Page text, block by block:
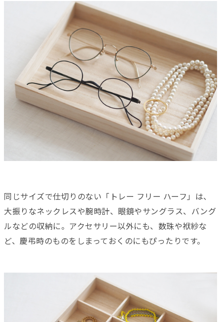
同じサイズで仕切りのない「トレー フリー ハーフ」は、
大振りなネックレスや腕時計、眼鏡やサングラス、バング
ルなどの収納に。アクセサリー以外にも、数珠や袱紗な
ど、慶弔時のものをしまっておくのにもぴったりです。